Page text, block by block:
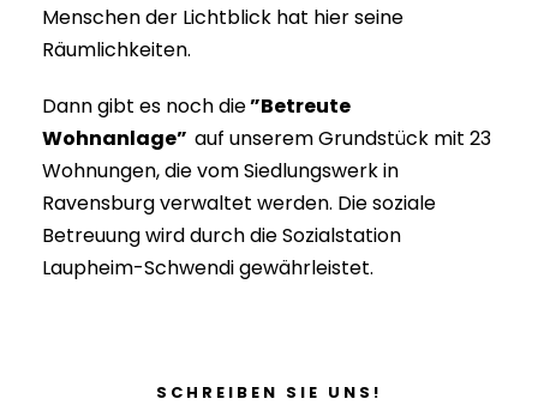
Menschen der Lichtblick hat hier seine
Räumlichkeiten.
Dann gibt es noch die”Betreute
Wohnanlage” auf unserem Grundstück mit 23
Wohnungen, die vom Siedlungswerk in
Ravensburg verwaltet werden. Die soziale
Betreuung wird durch die Sozialstation
Laupheim-Schwendi gewährleistet.
SCHREIBEN SIE UNS!